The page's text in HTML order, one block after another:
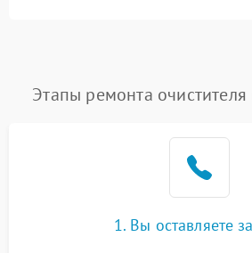
Этапы ремонта
1. Вы оставляете